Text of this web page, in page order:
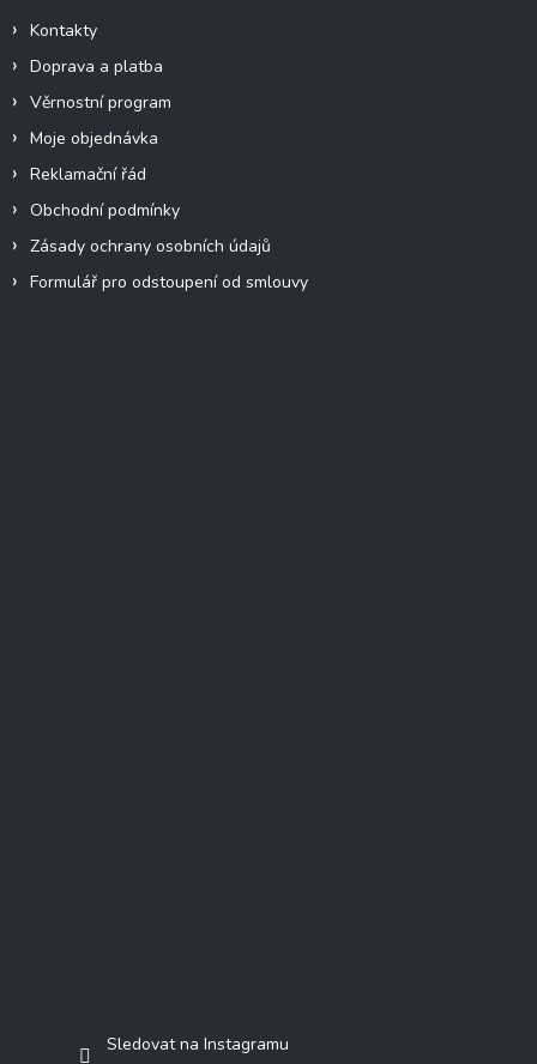
Kontakty
Doprava a platba
Věrnostní program
Moje objednávka
Reklamační řád
Obchodní podmínky
Zásady ochrany osobních údajů
Formulář pro odstoupení od smlouvy
Sledovat na Instagramu